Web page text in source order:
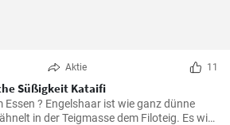
Aktie 11
Süßigkeit Kataifi
in der Teigmasse dem Filoteig. Es wird